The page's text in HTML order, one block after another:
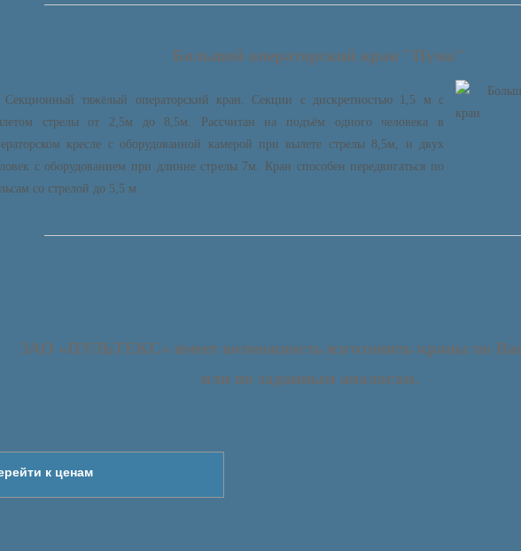
Большой операторский кран "Пума"
Секционный тяжёлый операторский кран. Секции с дискретностью 1,5 м с
стрелы от 2,5м до 8,5м. Рассчитан на подъём одного человека в
кресле с оборудованной камерой при вылете стрелы 8,5м, и двух
с оборудованием при длинне стрелы 7м. Кран способен передвигаться по
со стрелой до 5,5 м.
ЗАО «ПУЛЬТЕКС» имеет возможность изготовить краны по
или по заданным аналогам.
к ценам